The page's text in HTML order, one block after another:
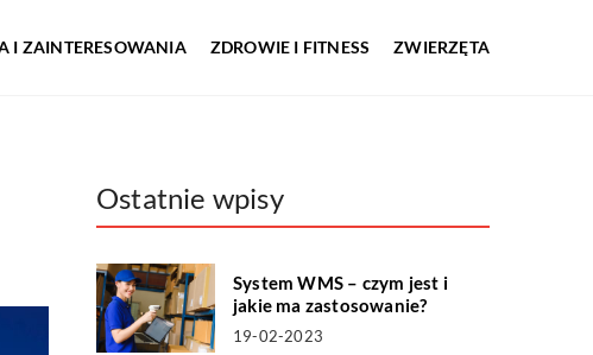
I ZAINTERESOWANIA ZDROWIE I FITNESS ZWIERZĘTA
Ostatnie wpisy
System WMS – czym jest i
jakie ma zastosowanie?
19-02-2023